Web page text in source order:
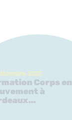
2023
Corps en
à